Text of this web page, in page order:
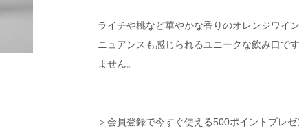
ライチや桃など華やかな香りのオレンジワイ
ニュアンスも感じられるユニークな飲み口で
ません。
＞会員登録で今すぐ使える500ポイントプレゼ